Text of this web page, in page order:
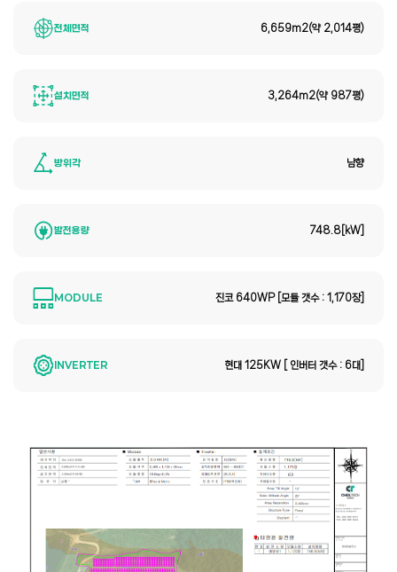
전체면적 6,659m2(약 2,014평)
설치면적 3,264m2(약 987평)
방위각 남향
발전용량 748.8[kW]
MODULE 진코 640WP [모듈 갯수 : 1,170장]
INVERTER 현대 125KW [ 인버터 갯수 : 6대]